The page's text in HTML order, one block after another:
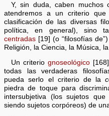
Y, sin duda, caben muchos
atendremos a un criterio
clasificación de las diversas
política, en general), sino
centradas [19] (o “filosofías
Religión, la Ciencia, la Música,
Un criterio gnoseológico[168]
todas las verdaderas
pueda serlo el criterio de la
piedra de toque para
intersubjetiva (los sujetos
siendo sujetos corpóreos) de